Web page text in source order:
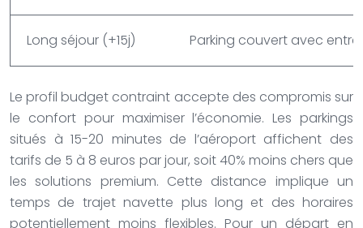
Long séjour (+15j) Parking couvert avec
Le profil budget contraint accepte des compromis sur
le confort pour maximiser l’économie. Les parkings
situés à 15-20 minutes de l’aéroport affichent des
tarifs de 5 à 8 euros par jour, soit 40% moins chers que
les solutions premium. Cette distance implique un
temps de trajet navette plus long et des horaires
potentiellement moins flexibles. Pour un départ en